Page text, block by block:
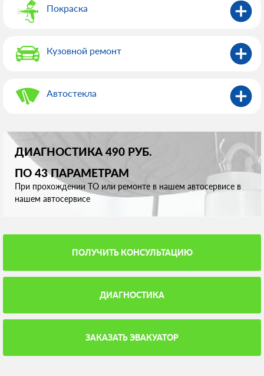
Покраска
Кузовной ремонт
Автостекла
ДИАГНОСТИКА 490 РУБ.
ПО 43 ПАРАМЕТРАМ
При прохождении ТО или ремонте в нашем автосервисе в
нашем автосервисе
ПОЛУЧИТЬ КОНСУЛЬТАЦИЮ
ДИАГНОСТИКА
ЗАКАЗАТЬ ЭВАКУАТОР